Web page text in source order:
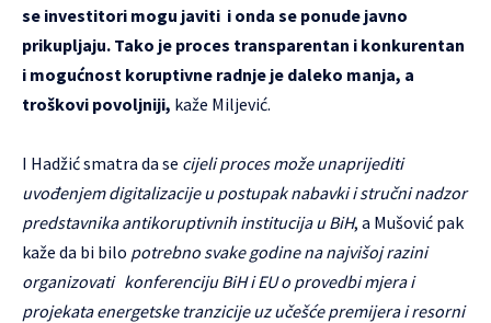
se investitori mogu javiti i onda se ponude javno
prikupljaju. Tako je proces transparentan i konkurentan
i mogućnost koruptivne radnje je daleko manja, a
troškovi povoljniji, kaže Miljević.
I Hadžić smatra da se cijeli proces može unaprijediti
uvođenjem digitalizacije u postupak nabavki i stručni nadzor
predstavnika antikoruptivnih institucija u BiH, a Mušović pak
kaže da bi bilo potrebno svake godine na najvišoj razini
organizovati konferenciju BiH i EU o provedbi mjera i
projekata energetske tranzicije uz učešće premijera i resorni